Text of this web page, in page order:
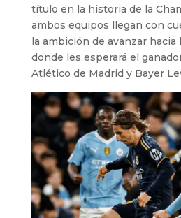
título en la historia de la
ambos equipos llegan con
la ambición de avanzar hacia
donde les esperará el
Atlético de Madrid y Bayer